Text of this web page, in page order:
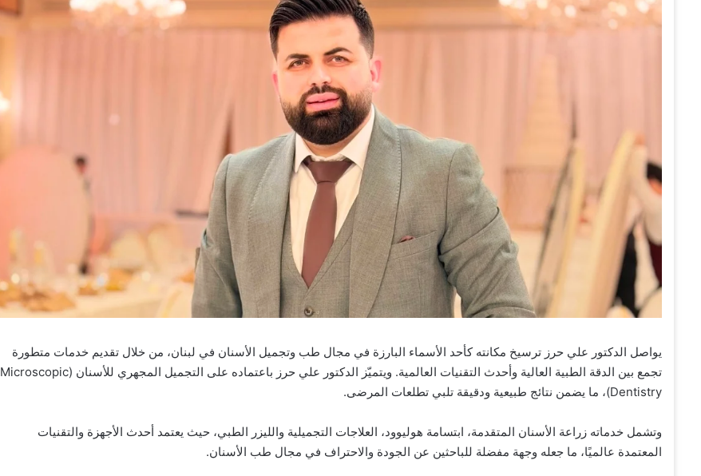
يواصل الدكتور علي حرز ترسيخ مكانته كأحد الأسماء البارزة في مجال طب وتجميل الأسنان في لبنان، من خلال تقديم خدمات متطورة
تجمع بين الدقة الطبية العالية وأحدث التقنيات العالمية. ويتميّز الدكتور علي حرز باعتماده على التجميل المجهري للأسنان (Microscopic
Dentistry)، ما يضمن نتائج طبيعية ودقيقة تلبي تطلعات المرضى.
وتشمل خدماته زراعة الأسنان المتقدمة، ابتسامة هوليوود، العلاجات التجميلية والليزر الطبي، حيث يعتمد أحدث الأجهزة والتقنيات
المعتمدة عالميًا، ما جعله وجهة مفضلة للباحثين عن الجودة والاحتراف في مجال طب الأسنان.